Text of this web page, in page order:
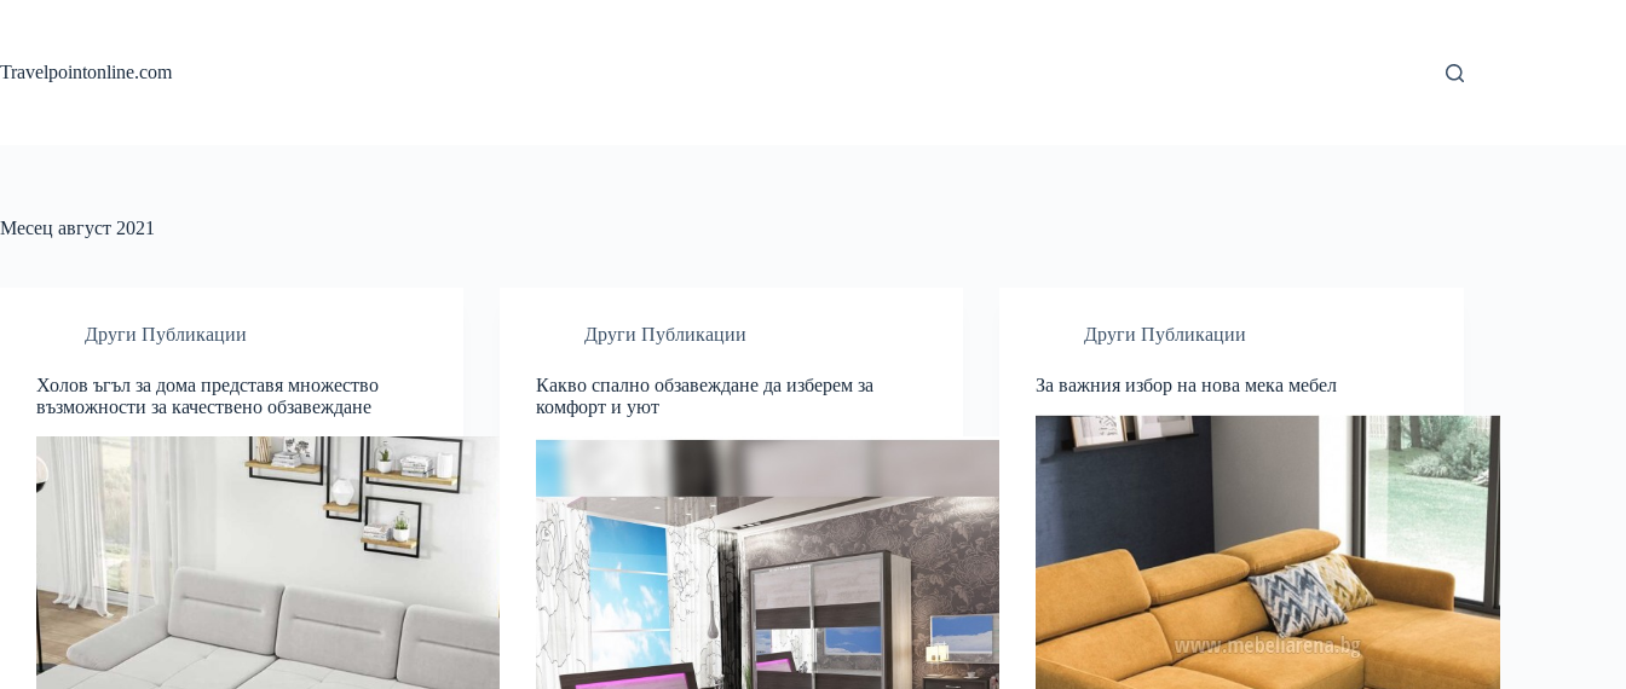
Travelpointonline.com
Месец август 2021
Други Публикации
Холов ъгъл за дома представя множество
възможности за качествено обзавеждане
Други Публикации
Какво спално обзавеждане да изберем за
комфорт и уют
Други Публикации
За важния избор на нова мека мебел